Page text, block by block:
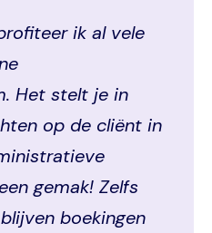
ik al vele
Het stelt je in
op de cliënt in
gemak! Zelfs
boekingen